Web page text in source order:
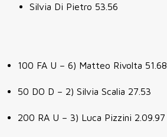
Silvia Di Pietro 53.56
100 FA U – 6) Matteo Rivolta 51.68
50 DO D – 2) Silvia Scalia 27.53
200 RA U – 3) Luca Pizzini 2.09.97